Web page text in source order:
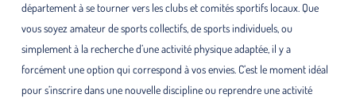
département à se tourner vers les clubs et comités sportifs locaux. Que
vous soyez amateur de sports collectifs, de sports individuels, ou
simplement à la recherche d’une activité physique adaptée, il y a
forcément une option qui correspond à vos envies. C’est le moment idéal
pour s’inscrire dans une nouvelle discipline ou reprendre une activité